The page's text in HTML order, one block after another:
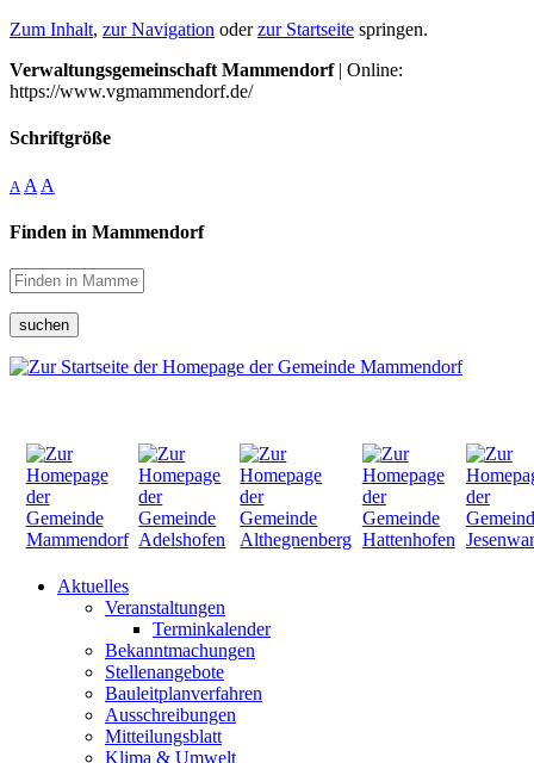
Zum Inhalt, zur Navigation oderzur Startseite springen.
Verwaltungsgemeinschaft Mammendorf| Online:
https://www.vgmammendorf.de/
Schriftgröße
A A A
Finden in Mammendorf
suchen
Aktuelles
Veranstaltungen
Terminkalender
Bekanntmachungen
Stellenangebote
Bauleitplanverfahren
Ausschreibungen
Mitteilungsblatt
Klima & Umwelt